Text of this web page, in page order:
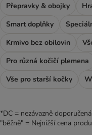
Přepravky & obojky
Smart doplňky
Krmivo bez obilovin
Pro různá kočičí plemena
Vše pro starší kočky
*DC = nezávazně
"běžně" = Nejnižší cena